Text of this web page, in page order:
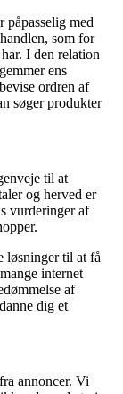
påpasselig med
som for
I den relation
ens
ordren af
søger produkter
til at
og herved er
vurderinger af
løsninger til at få
internet
af
dig et
annoncer. Vi